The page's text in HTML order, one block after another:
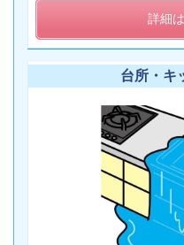
詳細
台所・キ